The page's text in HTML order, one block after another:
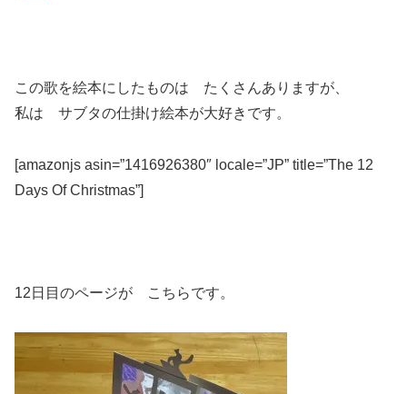
この歌を絵本にしたものは たくさんありますが、
私は サブタの仕掛け絵本が大好きです。
[amazonjs asin=”1416926380″ locale=”JP” title=”The 12
Days Of Christmas”]
12日目のページが こちらです。